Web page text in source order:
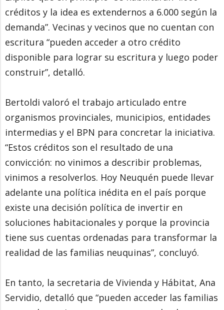
créditos y la idea es extendernos a 6.000 según la
demanda”. Vecinas y vecinos que no cuentan con
escritura “pueden acceder a otro crédito
disponible para lograr su escritura y luego poder
construir”, detalló.
Bertoldi valoró el trabajo articulado entre
organismos provinciales, municipios, entidades
intermedias y el BPN para concretar la iniciativa.
“Estos créditos son el resultado de una
convicción: no vinimos a describir problemas,
vinimos a resolverlos. Hoy Neuquén puede llevar
adelante una política inédita en el país porque
existe una decisión política de invertir en
soluciones habitacionales y porque la provincia
tiene sus cuentas ordenadas para transformar la
realidad de las familias neuquinas”, concluyó.
En tanto, la secretaria de Vivienda y Hábitat, Ana
Servidio, detalló que “pueden acceder las familias